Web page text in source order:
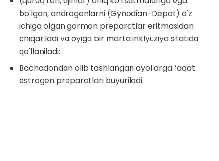
bo'lgan, androgenlarni (Gynodian-Depot) o'z
ichiga olgan gormon preparatlar eritmasidan
chiqariladi va oyiga bir marta inklyuziya sifatida
qo'llaniladi;
Bachadondan olib tashlangan ayollarga faqat
estrogen preparatlari buyuriladi.